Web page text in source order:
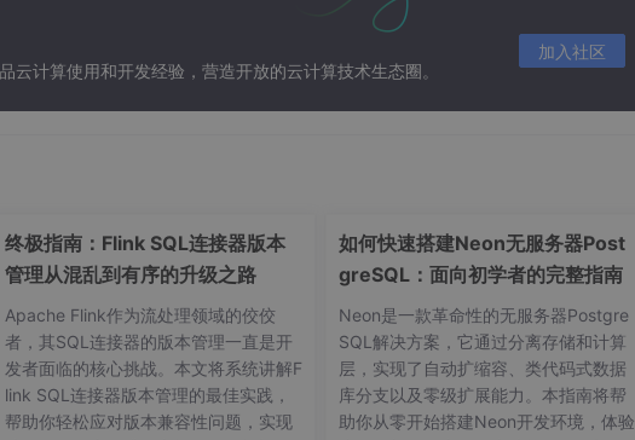
云计算使用和开发经验，营造开放的云计算技术生态圈。
加入社区
终极指南：Flink SQL连接器版本
管理从混乱到有序的升级之路
Apache Flink作为流处理领域的佼佼
者，其SQL连接器的版本管理一直是开
发者面临的核心挑战。本文将系统讲解F
link SQL连接器版本管理的最佳实践，
帮助你轻松应对版本兼容性问题，实现
如何快速搭建Neon无服务器Post
greSQL：面向初学者的完整指南
Neon是一款革命性的无服务器Postgre
SQL解决方案，它通过分离存储和计算
层，实现了自动扩缩容、类代码式数据
库分支以及零级扩展能力。本指南将帮
助你从零开始搭建Neon开发环境，体验